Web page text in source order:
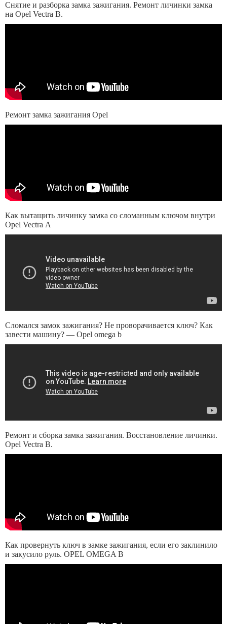
Снятие и разборка замка зажигания. Ремонт личинки замка
на Opel Vectra B.
Ремонт замка зажигания Opel
Как вытащить личинку замка со сломанным ключом внутри
Opel Vectra А
Сломался замок зажигания? Не проворачивается ключ? Как
завести машину? — Opel omega b
Ремонт и сборка замка зажигания. Восстановление личинки.
Opel Vectra B.
Как провернуть ключ в замке зажигания, если его заклинило
и закусило руль. OPEL OMEGA B